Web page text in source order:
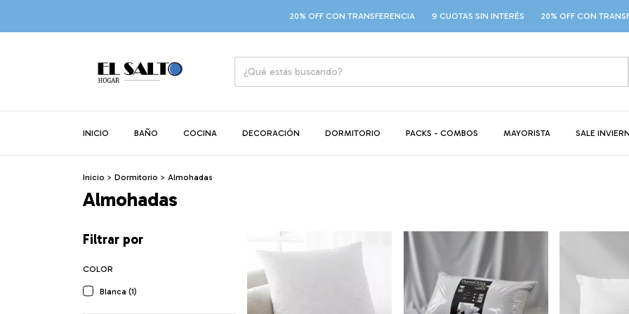
20% OFF CON TRANSFERENCIA 9 CUOTAS SIN INTERÉS 20% OFF CON
INICIO BAÑO COCINA DECORACIÓN DORMITORIO PACKS - COMBOS MAYORISTA SALE
Inicio > Dormitorio > Almohadas
Almohadas
Filtrar por
COLOR
Blanca (1)